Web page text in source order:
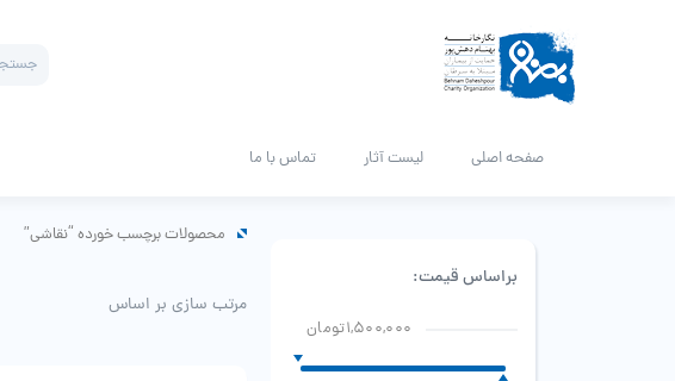
search
صفحه اصلی لیست آثار تماس با ما
براساس قیمت:
1,500,000تومان
محصولات برچسب خورده “نقاشی”
مرتب سازی بر اساس